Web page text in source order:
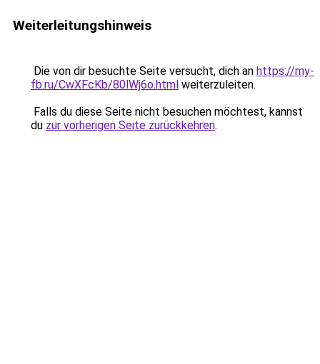
Weiterleitungshinweis
Die von dir besuchte Seite versucht, dich an https://my-
fb.ru/CwXFcKb/80lWj6o.html weiterzuleiten.
Falls du diese Seite nicht besuchen möchtest, kannst
du zur vorherigen Seite zurückkehren.